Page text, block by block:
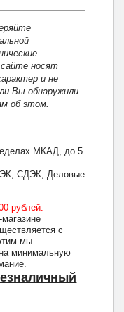
сайте носят
и не
Вы обнаружили
об этом.
МКАД, до 5
СДЭК, Деловые
рублей.
с
мы
минимальную